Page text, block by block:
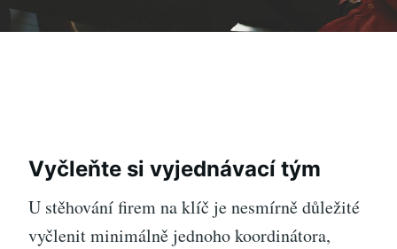
Vyčleňte si vyjednávací tým
U stěhování firem na klíč je nesmírně důležité
vyčlenit minimálně jednoho koordinátora,